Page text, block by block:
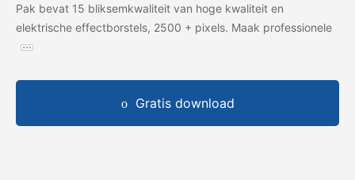
Pak bevat 15 bliksemkwaliteit van hoge kwaliteit en
elektrische effectborstels, 2500 + pixels. Maak professionele
Gratis download